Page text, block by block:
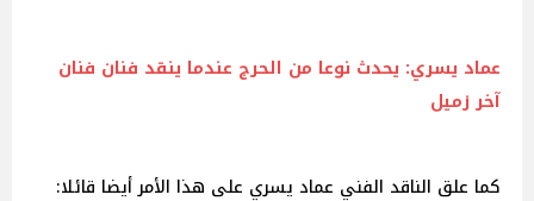
عماد يسري: يحدث نوعا من الحرج عندما ينقد فنان فنان
آخر زميل
كما علق الناقد الفني عماد يسري على هذا الأمر أيضا قائلا: